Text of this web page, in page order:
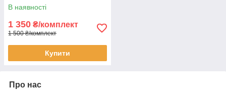
В наявності
1 350 ₴/комплект
1 500 ₴/комплект
Купити
Про нас